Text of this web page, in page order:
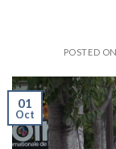
POSTED ON
01
Oct